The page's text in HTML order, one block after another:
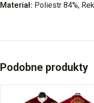
Materiał: Poliestr 84%,
Podobne produkty